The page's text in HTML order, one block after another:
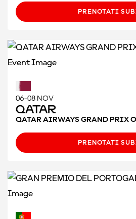
PRENOTATI
06-08 NOV
Qatar
QATAR AIRWAYS GRAND PRIX
PRENOTATI